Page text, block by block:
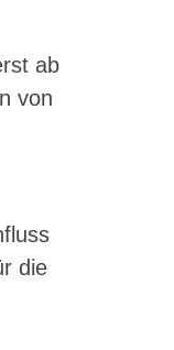
ab
von
die